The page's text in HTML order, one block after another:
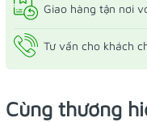
Giao hàng tận nơi
Tư vấn cho khách
Cùng thương